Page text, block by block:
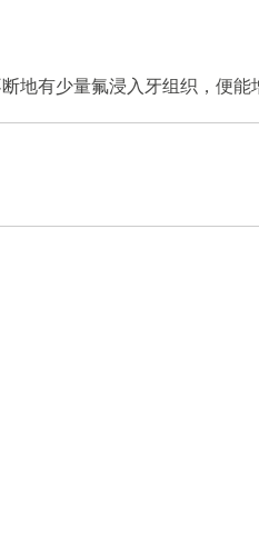
地有少量氟浸入牙组织，便能